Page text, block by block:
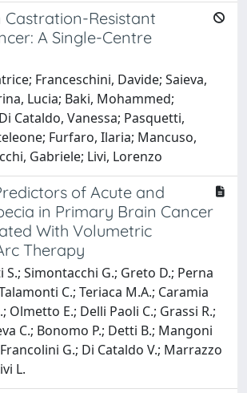
Castration-Resistant
A Single-Centre
Franceschini, Davide; Saieva,
Lucia; Baki, Mohammed;
Cataldo, Vanessa; Pasquetti,
Furfaro, Ilaria; Mancuso,
Gabriele; Livi, Lorenzo
of Acute and
in Primary Brain Cancer
With Volumetric
Therapy
S.; Simontacchi G.; Greto D.; Perna
C.; Teriaca M.A.; Caramia
Olmetto E.; Delli Paoli C.; Grassi R.;
C.; Bonomo P.; Detti B.; Mangoni
G.; Di Cataldo V.; Marrazzo
L.